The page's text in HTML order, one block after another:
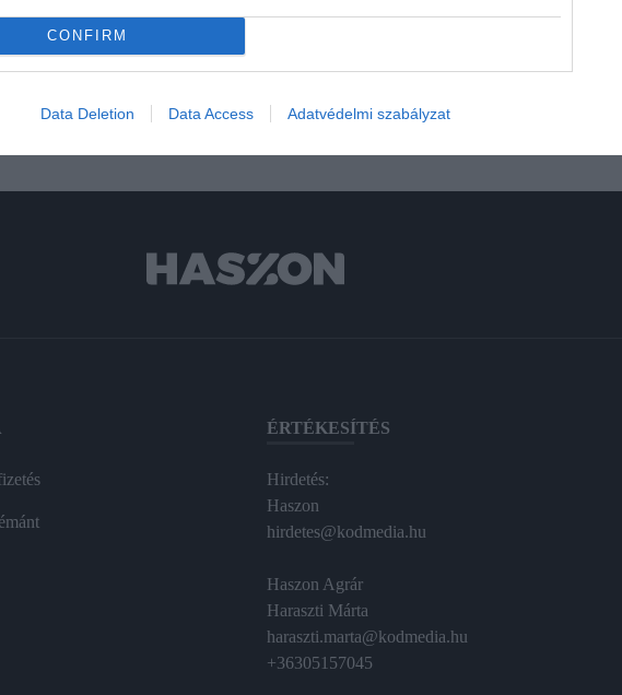
CONFIRM
Data Deletion Data Access Adatvédelmi szabályzat
ÉRTÉKESÍTÉS
Hirdetés:
Haszon
hirdetes@kodmedia.hu
Haszon Agrár
Haraszti Márta
haraszti.marta@kodmedia.hu
+36305157045